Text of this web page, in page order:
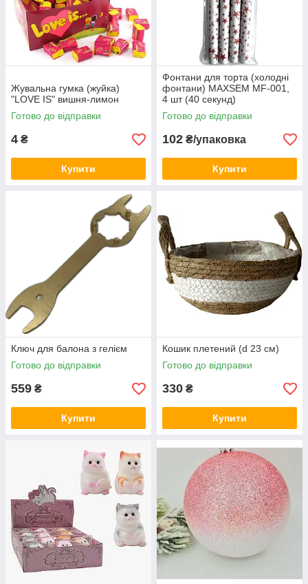
Жувальна гумка (жуйка)
"LOVE IS" вишня-лимон
Готово до відправки
4 ₴
Купити
Фонтани для торта (холодні
фонтани) MAXSEM MF-001,
4 шт (40 секунд)
Готово до відправки
102 ₴/упаковка
Купити
Ключ для балона з гелієм
Готово до відправки
559 ₴
Купити
Кошик плетений (d 23 см)
Готово до відправки
330 ₴
Купити